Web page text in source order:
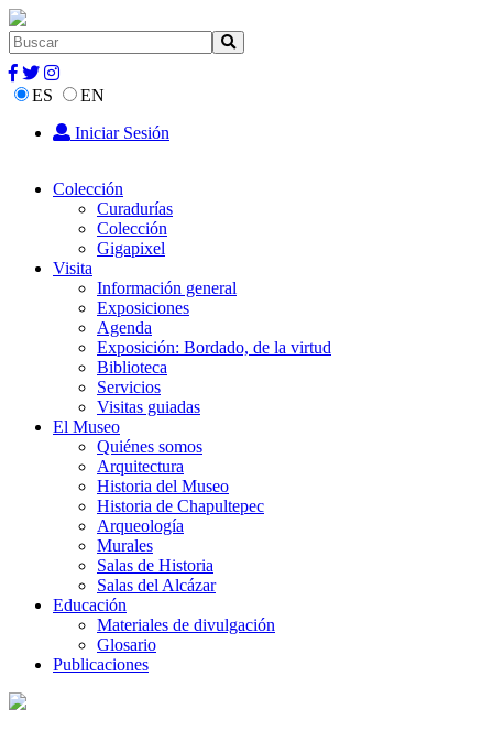
ES
EN
Iniciar Sesión
Colección
Curadurías
Colección
Gigapixel
Visita
Información general
Exposiciones
Agenda
Exposición: Bordado, de la virtud
Biblioteca
Servicios
Visitas guiadas
El Museo
Quiénes somos
Arquitectura
Historia del Museo
Historia de Chapultepec
Arqueología
Murales
Salas de Historia
Salas del Alcázar
Educación
Materiales de divulgación
Glosario
Publicaciones